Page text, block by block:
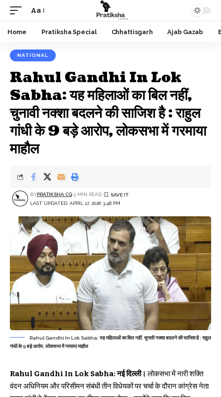
Font
Resizer
Aa
Home Pratiksha Special Chhattisgarh Ajab Gazab
NATIONAL
Rahul Gandhi In Lok
Sabha: यह महिलाओं का बिल नहीं,
चुनावी नक्शा बदलने की साजिश है : राहुल
गांधी के 9 बड़े आरोप, लोकसभा में गरमाया
माहौल
LAST UPDATED: APRIL 17, 2026 3:48 PM
BYPRATIKSHA CG 3 MIN READ
Rahul Gandhi In Lok Sabha: यह महिलाओं का बिल नहीं, चुनावी नक्शा बदलने की साजिश है : राहुल
गांधी के 9 बड़े आरोप, लोकसभा में गरमाया माहौल
Rahul Gandhi In Lok Sabha: नई दिल्ली। लोकसभा में नारी शक्ति
वंदन अधिनियम और परिसीमन संबंधी तीन विधेयकों पर चर्चा के दौरान कांग्रेस नेता